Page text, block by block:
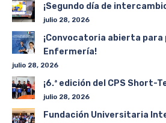
¡Segundo día de
julio 28, 2026
¡Convocatoria abierta
Enfermería!
julio 28, 2026
¡6.ª edición del CPS Short-
julio 28, 2026
Fundación Universitaria